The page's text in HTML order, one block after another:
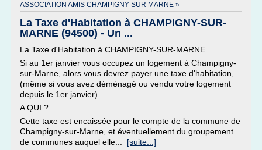
ASSOCIATION AMIS CHAMPIGNY SUR MARNE »
La Taxe d'Habitation à CHAMPIGNY-SUR-
MARNE (94500) - Un ...
La Taxe d'Habitation à CHAMPIGNY-SUR-MARNE
Si au 1er janvier vous occupez un logement à Champigny-
sur-Marne, alors vous devrez payer une taxe d'habitation,
(même si vous avez déménagé ou vendu votre logement
depuis le 1er janvier).
A QUI ?
Cette taxe est encaissée pour le compte de la commune de
Champigny-sur-Marne, et éventuellement du groupement
de communes auquel elle... [suite...]